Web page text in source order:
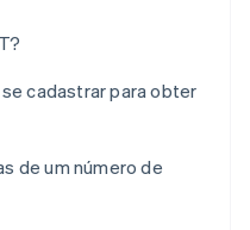
cadastrar para obter
de um número de